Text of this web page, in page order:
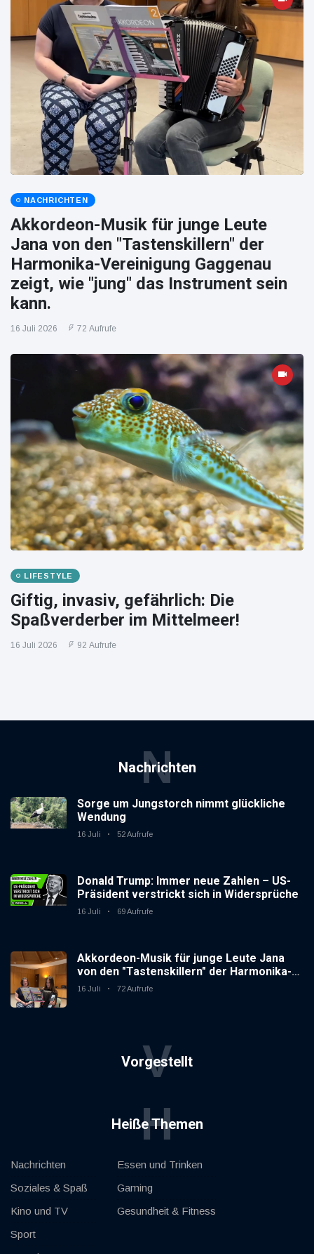
NACHRICHTEN
Akkordeon-Musik für junge Leute
Jana von den "Tastenskillern" der
Harmonika-Vereinigung Gaggenau
zeigt, wie "jung" das Instrument sein
kann.
16 Juli 2026 72 Aufrufe
LIFESTYLE
Giftig, invasiv, gefährlich: Die
Spaßverderber im Mittelmeer!
16 Juli 2026 92 Aufrufe
Nachrichten
N
Sorge um Jungstorch nimmt glückliche
Wendung
16 Juli 52 Aufrufe
Donald Trump: Immer neue Zahlen – US-
Präsident verstrickt sich in Widersprüche
16 Juli 69 Aufrufe
Akkordeon-Musik für junge Leute Jana
von den "Tastenskillern" der Harmonika-
Vereinigung Gaggenau zeigt, wie "jung"
16 Juli 72 Aufrufe
Vorgestellt
V
Heiße Themen
H
Nachrichten
Soziales & Spaß
Kino und TV
Sport
Essen und Trinken
Gaming
Gesundheit & Fitness